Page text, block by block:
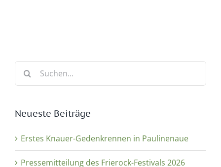
Suche
Neueste Beiträge
Erstes Knauer-Gedenkrennen in Paulinenaue
Pressemitteilung des Frierock-Festivals 2026